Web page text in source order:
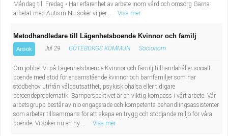
Måndag till Fredag • Har erfarenhet av arbete inom vård och omsorg Gärna
arbetat med Autism Nu söker vi per...
Visa mer
Metodhandledare till Lägenhetsboende Kvinnor och familj
Ansök Jul 29 GÖTEBORGS KOMMUN Socionom
Om jobbet Vi på Lägenhetsboende Kvinnor och familj tillhandahåller socialt
boende med stöd för ensamstående kvinnor och barnfamiljer som har
stödbehov utifrån våldsutsatthet, psykisk ohälsa eller tidigare
beroendeproblematik. Barnperspektivet är en viktig kompass i vårt arbete. Vår
arbetsgrupp består av nio engagerade och kompetenta behandlingsassistenter
som arbetar tillsammans för att skapa en trygg och stödjande miljö för våra
boende. Vi söker nu en ny ...
Visa mer